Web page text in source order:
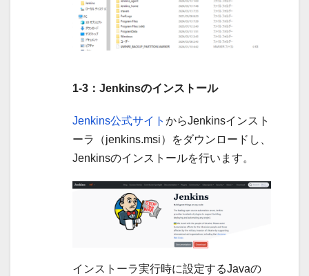
1-3：Jenkinsのインストール
Jenkins公式サイト からJenkinsインスト
ーラ（jenkins.msi）をダウンロードし、
Jenkinsのインストールを行います。
インストーラ実行時に設定するJavaの